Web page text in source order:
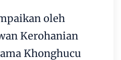
oleh
Kerohanian
Khonghucu